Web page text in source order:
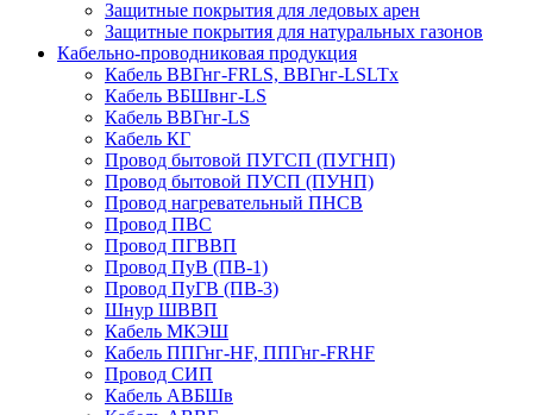
Защитные покрытия для ледовых арен
Защитные покрытия для натуральных газонов
Кабельно-проводниковая продукция
Кабель ВВГнг-FRLS, ВВГнг-LSLTx
Кабель ВБШвнг-LS
Кабель ВВГнг-LS
Кабель КГ
Провод бытовой ПУГСП (ПУГНП)
Провод бытовой ПУСП (ПУНП)
Провод нагревательный ПНСВ
Провод ПВС
Провод ПГВВП
Провод ПуВ (ПВ-1)
Провод ПуГВ (ПВ-3)
Шнур ШВВП
Кабель МКЭШ
Кабель ППГнг-HF, ППГнг-FRHF
Провод СИП
Кабель АВБШв